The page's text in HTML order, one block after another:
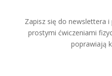
Zapisz się do newslettera
prostymi ćwiczeniami
poprawiają